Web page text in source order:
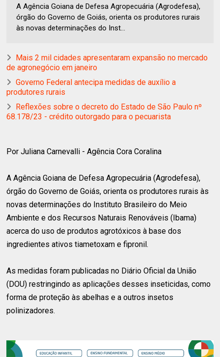
A Agência Goiana de Defesa Agropecuária (Agrodefesa),
órgão do Governo de Goiás, orienta os produtores rurais
às novas determinações do Inst...
Mais 2 mil cidades apresentaram expansão no mercado
de agronegócio em janeiro
Governo Federal antecipa medidas de auxílio a
produtores rurais
Reflexões sobre o decreto do Estado de São Paulo nº
68.178/23 - crédito outorgado para o pecuarista
Por Juliana Carnevalli - Agência Cora Coralina
A Agência Goiana de Defesa Agropecuária (Agrodefesa),
órgão do Governo de Goiás, orienta os produtores rurais às
novas determinações do Instituto Brasileiro do Meio
Ambiente e dos Recursos Naturais Renováveis (Ibama)
acerca do uso de produtos agrotóxicos à base dos
ingredientes ativos tiametoxam e fipronil.
As medidas foram publicadas no Diário Oficial da União
(DOU) restringindo as aplicações desses inseticidas, como
forma de proteção às abelhas e a outros insetos
polinizadores.